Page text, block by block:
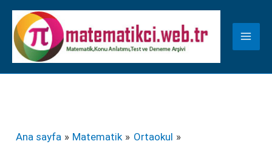
İçeriğe
atla
Ana sayfa Matematik
Ortaokul
K
a
t
e
r